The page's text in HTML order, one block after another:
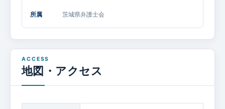
所属 茨城県弁護士会
地図・アクセス